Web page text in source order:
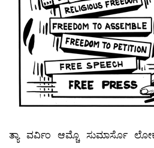
ತ್ಯಾ ವರ್ವಿಂ ಆಮ್ಚೊ ಸುಮಾರ್ಸೊ